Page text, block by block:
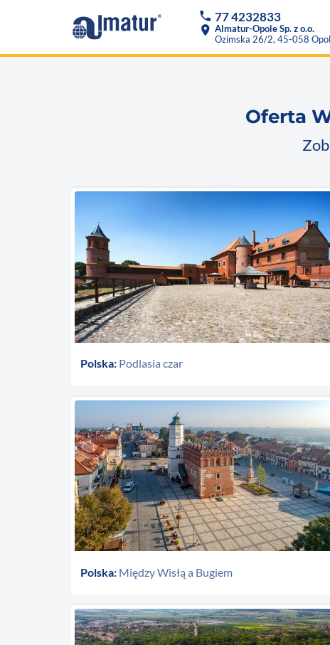
phone 77 4232833
location_on Almatur-Opole Sp. z o.o.
Ozimska 26/2, 45-058
Oferta
Polska:Podlasia czar
Polska:Między Wisłą a Bugiem